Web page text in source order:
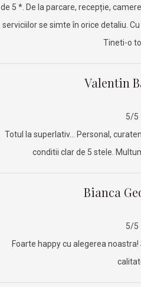
de 5 *. De la parcare, recepție,
serviciilor se simte în orice detaliu.
Tineti-o
Valentin
5/5
Totul la superlativ… Personal,
conditii clar de 5 stele.
Bianca
5/5
Foarte happy cu alegerea